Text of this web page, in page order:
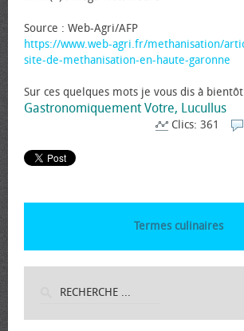
Source : Web-Agri/AFP
https://www.web-agri.fr/methanisation/
site-de-methanisation-en-haute-garonne
Sur ces quelques mots je vous dis à bientôt
Gastronomiquement Votre, Lucullus
Clics: 361
Termes culinaires